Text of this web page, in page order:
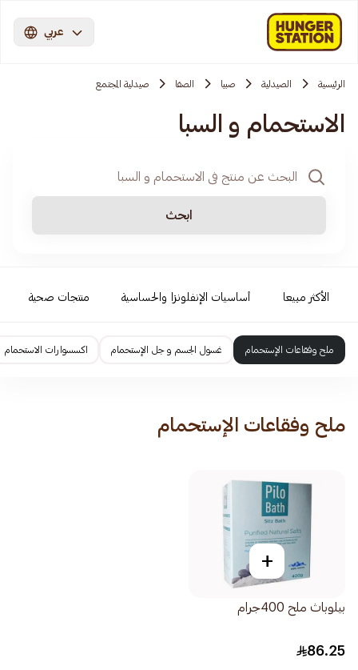
عربي
الرئيسية الصيدلية صبيا الصفا صيدلية المجتمع
الاستحمام و السبا
ابحث
الأكثر مبيعا أساسيات الإنفلونزا والحساسية منتجات صحية
ملح وفقاعات الإستحمام غسول الجسم و جل الإستحمام اكسسوارات الاستحمام
ملح وفقاعات الإستحمام
+
بيلوباث ملح 400جرام
86.25